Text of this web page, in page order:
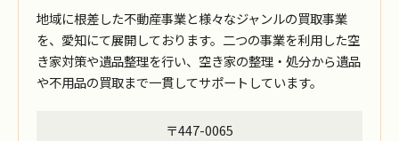
地域に根差した不動産事業と様々なジャンルの買取事業
を、愛知にて展開しております。二つの事業を利用した空
き家対策や遺品整理を行い、空き家の整理・処分から遺品
や不用品の買取まで一貫してサポートしています。
〒447-0065